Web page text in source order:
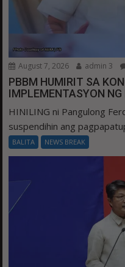
August 7, 2026 admin 3
PBBM HUMIRIT SA
IMPLEMENTASYON NG
HINILING ni Pangulong
suspendihin ang
BALITA NEWS BREAK